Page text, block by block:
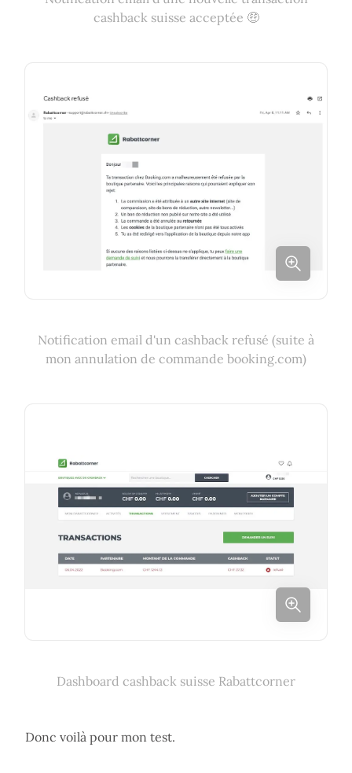
cashback suisse acceptée 🤑
Notification email d'un cashback refusé (suite à
mon annulation de commande booking.com)
Dashboard cashback suisse Rabattcorner
Donc voilà pour mon test.